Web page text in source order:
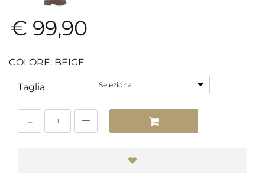
€ 99,90
COLORE: BEIGE
Taglia Seleziona